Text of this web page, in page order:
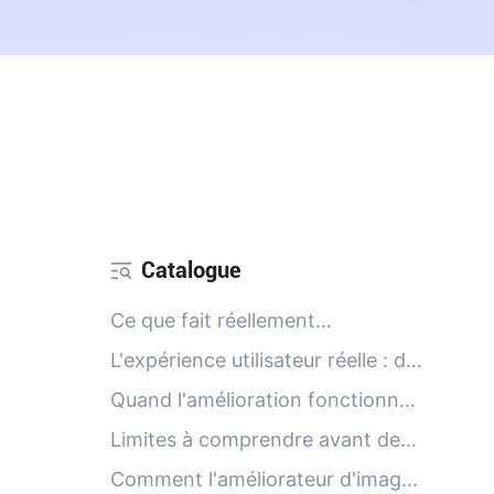
Catalogue
Ce que fait réellement
l'améliorateur d'images de PicMa
AI
L'expérience utilisateur réelle : du
téléchargement au
téléchargement final
Quand l'amélioration fonctionne
le mieux : cas d'utilisation
spécifiques qui donnent des
Limites à comprendre avant de
se fier à l'outil
Comment l'améliorateur d'images